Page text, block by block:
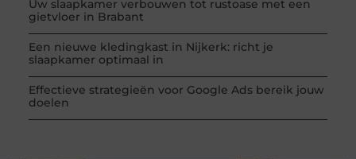
Uw slaapkamer verbouwen tot rustoase met een
gietvloer in Brabant
Een nieuwe kledingkast in Nijkerk: richt je
slaapkamer optimaal in
Effectieve strategieën voor Google Ads bereik jouw
doelen